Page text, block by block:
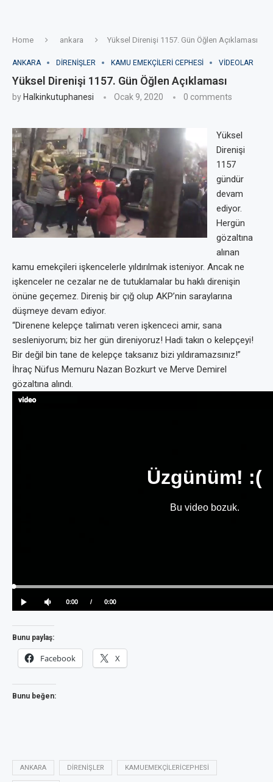
Home ankara Yüksel Direnişi 1157. Gün Öğlen Açıklaması
ANKARA DIRENIŞLER KAMU EMEKÇILERI CEPHESI VIDEOLAR
Yüksel Direnişi 1157. Gün Öğlen Açıklaması
by Halkinkutuphanesi Ocak 9, 2020 0 comments
Yüksel
Direnişi
1157
gündür
devam
ediyor.
Hergün
gözaltına
alınan
kamu emekçileri işkencelerle yıldırılmak isteniyor. Ancak ne
işkenceler ne cezalar ne de tutuklamalar bu haklı direnişin
önüne geçemez. Direniş bir çığ olup AKP’nin saraylarına
düşmeye devam ediyor.
“Direnene kelepçe talimatı veren işkenceci amir, sana
sesleniyorum; biz her gün direniyoruz! Hadi takın o kelepçeyi!
Bir değil bin tane de kelepçe taksanız bizi yıldıramazsınız!”
İhraç Nüfus Memuru Nazan Bozkurt ve Merve Demirel
gözaltına alındı.
Bunu paylaş:
Facebook X
Bunu beğen:
ANKARA DIRENIŞLER KAMUEMEKÇILERICEPHESI